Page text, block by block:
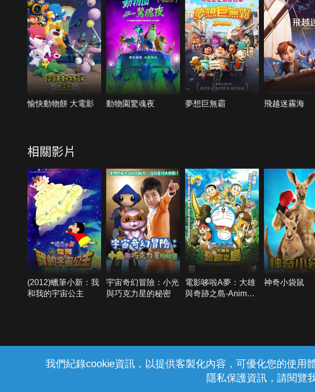
我們紀錄cookie資訊，以提供客製化內容，可優化您的使用
隱私保護資訊，請閱覽
愉快動物餅 大電影 動物園驚魂夜 夢想巨無霸 飛越迷霧海
相關影片
(2012)蠟筆小新：我
和我的宇宙公主
宇宙奇幻冒險：小光
與巧克力星的秘密
電影哆啦A夢：大雄
與奇跡之島-Animal
神奇小袋鼠
線
中華電信股份有限公司個